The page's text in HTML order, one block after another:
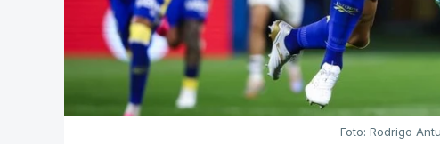
Foto: Rodrigo